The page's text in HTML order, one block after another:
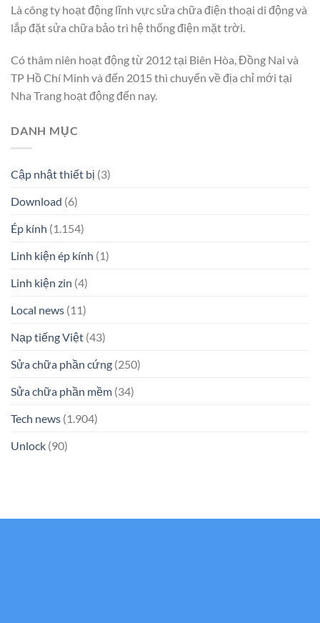
Là công ty hoạt động lĩnh vực sửa chữa điện thoại di động và
lắp đặt sửa chữa bảo trì hệ thống điện mặt trời.
Có thâm niên hoạt động từ 2012 tại Biên Hòa, Đồng Nai và
TP Hồ Chí Minh và đến 2015 thì chuyển về địa chỉ mới tại
Nha Trang hoạt động đến nay.
DANH MỤC
Cập nhật thiết bị (3)
Download (6)
Ép kính (1.154)
Linh kiện ép kính (1)
Linh kiện zin (4)
Local news (11)
Nạp tiếng Việt (43)
Sửa chữa phần cứng (250)
Sửa chữa phần mềm (34)
Tech news (1.904)
Unlock (90)